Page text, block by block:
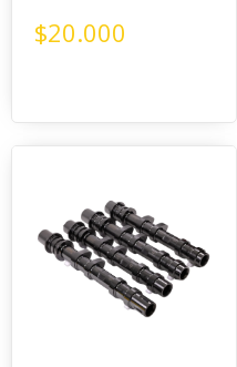
$20.000